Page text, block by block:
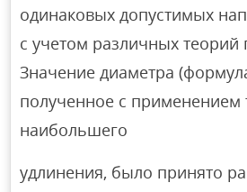
одинаковых допустимых
с учетом различных теорий
Значение диаметра
полученное с применением
наибольшего
удлинения, было принято